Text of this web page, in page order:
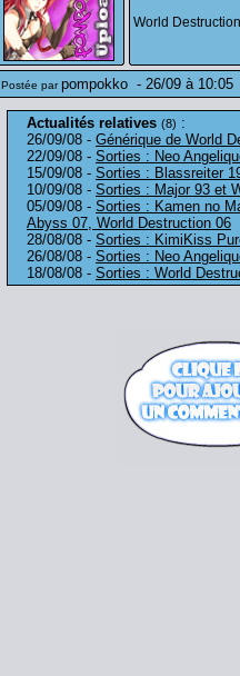
World
Postée parpompokko - 26/09 à 10:05
Actualités relatives (8) :
26/09/08 - Générique de World
22/09/08 - Sorties : Neo
15/09/08 - Sorties : Blassreiter
10/09/08 - Sorties : Major 93 et
05/09/08 - Sorties : Kamen no
Abyss 07, World Destruction 06
28/08/08 - Sorties : KimiKiss
26/08/08 - Sorties : Neo
18/08/08 - Sorties : World